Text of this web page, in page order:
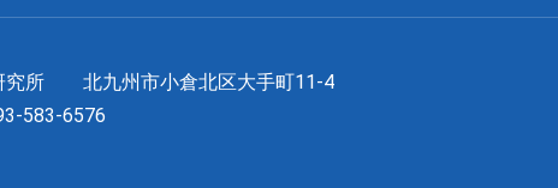
研究所 北九州市小倉北区大手町11-4
583-6576